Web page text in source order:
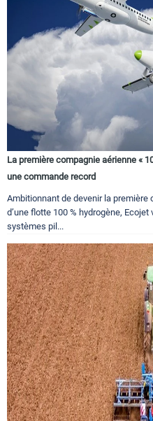
La première compagnie aérienne «
une commande record
Ambitionnant de devenir la
d’une flotte 100 % hydrogène,
systèmes pil...